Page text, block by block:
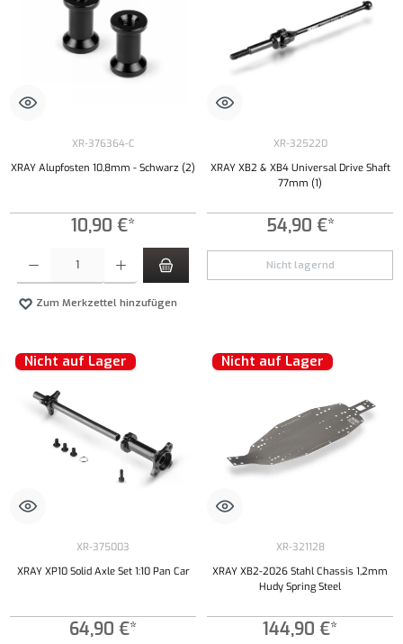
XR-376364-C
XRAY Alupfosten 10,8mm - Schwarz (2)
10,90 €*
Produkt Anzahl: Gib den gewünschten Wert ein oder benutze die Schaltflächen um die
Zum Merkzettel hinzufügen
XR-325220
XRAY XB2 & XB4 Universal Drive Shaft
77mm (1)
54,90 €*
Nicht lagernd
Nicht auf Lager
XR-375003
XRAY XP10 Solid Axle Set 1:10 Pan Car
64,90 €*
Nicht auf Lager
XR-321128
XRAY XB2-2026 Stahl Chassis 1,2mm
Hudy Spring Steel
144,90 €*